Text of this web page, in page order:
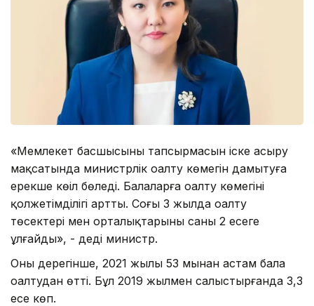
«Мемлекет басшысының тапсырмасын іске асыру
мақсатында министрлік оңалту көмегін дамытуға
ерекше көңіл бөледі. Балаларға оңалту көмегінің
қолжетімділігі артты. Соңғы 3 жылда оңалту
төсектері мен орталықтарының саны 2 есеге
ұлғайды», - деді министр.
Оның дерегінше, 2021 жылы 53 мыңнан астам бала
оңалтудан өтті. Бұл 2019 жылмен салыстырғанда 3,3
есе көп.